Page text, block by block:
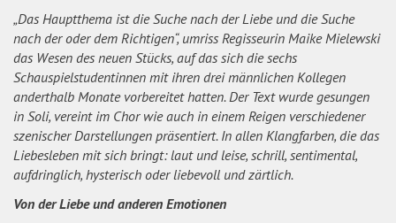
„Das Hauptthema ist die Suche nach der Liebe und die Suche
nach der oder dem Richtigen“, umriss Regisseurin Maike Mielewski
das Wesen des neuen Stücks, auf das sich die sechs
Schauspielstudentinnen mit ihren drei männlichen Kollegen
anderthalb Monate vorbereitet hatten. Der Text wurde gesungen
in Soli, vereint im Chor wie auch in einem Reigen verschiedener
szenischer Darstellungen präsentiert. In allen Klangfarben, die das
Liebesleben mit sich bringt: laut und leise, schrill, sentimental,
aufdringlich, hysterisch oder liebevoll und zärtlich.
Von der Liebe und anderen Emotionen